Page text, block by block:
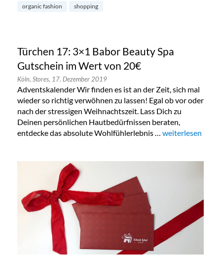
organic fashion
shopping
Türchen 17: 3×1 Babor Beauty Spa
Gutschein im Wert von 20€
Köln, Stores, 17. Dezember 2019
Adventskalender Wir finden es ist an der Zeit, sich mal
wieder so richtig verwöhnen zu lassen! Egal ob vor oder
nach der stressigen Weihnachtszeit. Lass Dich zu
Deinen persönlichen Hautbedürfnissen beraten,
entdecke das absolute Wohlfühlerlebnis … „Türchen 17:
weiterlesen